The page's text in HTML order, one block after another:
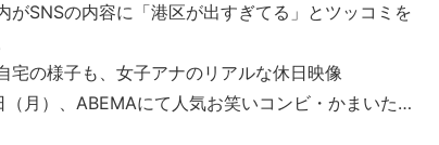
がSNSの内容に「港区が出すぎてる」とツッコミを
宅の様子も、女子アナのリアルな休日映像
月）、ABEMAにて人気お笑いコンビ・かまいたち